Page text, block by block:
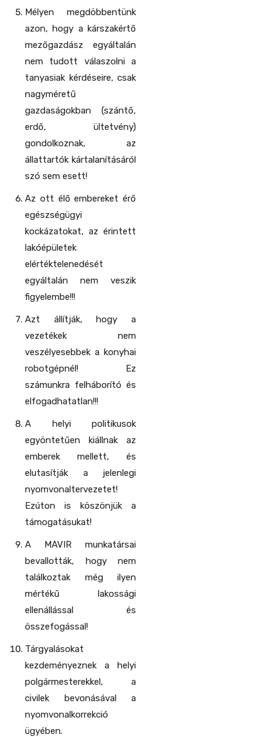
Mélyen megdöbbentünk
azon, hogy a kárszakértő
mezőgazdász egyáltalán
nem tudott válaszolni a
tanyasiak kérdéseire, csak
nagyméretű
gazdaságokban (szántő,
erdő, ültetvény)
gondolkoznak, az
állattartók kártalanításáról
szó sem esett!
Az ott élő embereket érő
egészségügyi
kockázatokat, az érintett
lakóépületek
elértéktelenedését
egyáltalán nem veszik
figyelembe!!!
Azt állítják, hogy a
vezetékek nem
veszélyesebbek a konyhai
robotgépnél! Ez
számunkra felháborító és
elfogadhatatlan!!!
A helyi politikusok
egyöntetűen kiállnak az
emberek mellett, és
elutasítják a jelenlegi
nyomvonaltervezetet!
Ezúton is köszönjük a
támogatásukat!
A MAVIR munkatársai
bevallották, hogy nem
találkoztak még ilyen
mértékű lakossági
ellenállással és
összefogással!
Tárgyalásokat
kezdeményeznek a helyi
polgármesterekkel, a
civilek bevonásával a
nyomvonalkorrekció
ügyében.